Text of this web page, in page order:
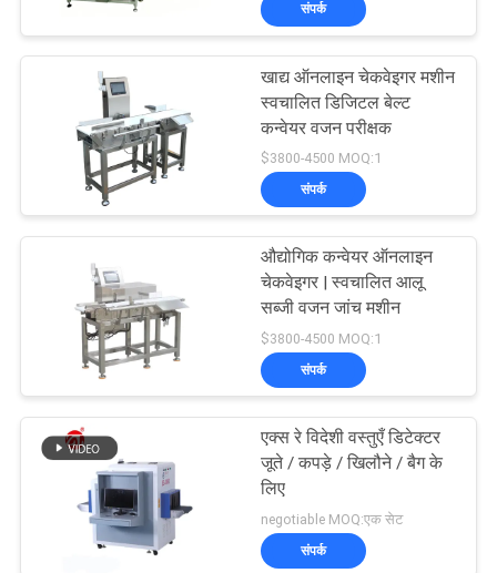
धातु डिटेक्टर मशीन
पर्यावरण परीक्षण के चैम्बर
पैकेजिंग परीक्षण उपकरण
105
संपर्क
खाद्य ऑनलाइन चेकवेइगर मशीन
स्वचालित डिजिटल बेल्ट
कन्वेयर वजन परीक्षक
$3800-4500 MOQ:1
संपर्क
औद्योगिक कन्वेयर ऑनलाइन
चेकवेइगर | स्वचालित आलू
सब्जी वजन जांच मशीन
$3800-4500 MOQ:1
संपर्क
एक्स रे विदेशी वस्तुएँ डिटेक्टर
जूते / कपड़े / खिलौने / बैग के
लिए
negotiable MOQ:एक सेट
संपर्क